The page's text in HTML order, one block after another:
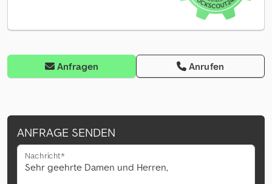
Anfragen Anrufen
ANFRAGE SENDEN
Nachricht*